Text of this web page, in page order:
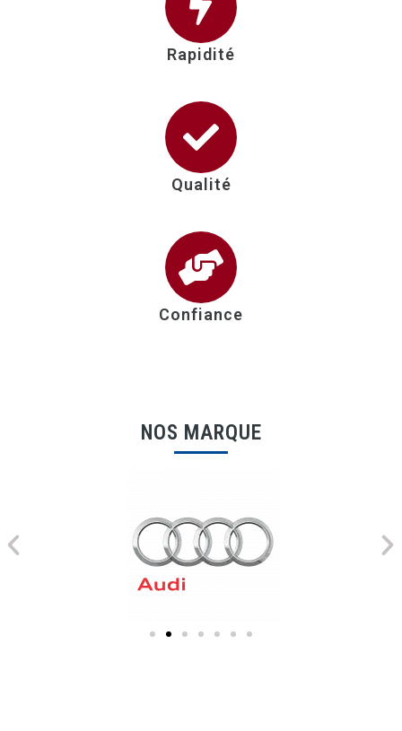
Rapidité
Qualité
Confiance
NOS MARQUE